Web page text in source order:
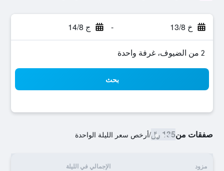
خ 13/8 - ج 14/8
2 من الضيوف، غرفة واحدة
بحث
صفقات من135 ﷼ /أرخص سعر الليلة الواحدة
مزود الإجمالي في الليلة